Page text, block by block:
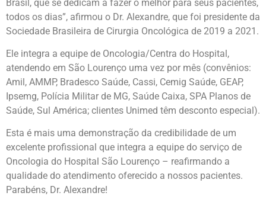
Brasil, que se dedicam a fazer o melhor para seus pacientes,
todos os dias”, afirmou o Dr. Alexandre, que foi presidente da
Sociedade Brasileira de Cirurgia Oncológica de 2019 a 2021.
Ele integra a equipe de Oncologia/Centra do Hospital,
atendendo em São Lourenço uma vez por mês (convênios:
Amil, AMMP, Bradesco Saúde, Cassi, Cemig Saúde, GEAP,
Ipsemg, Polícia Militar de MG, Saúde Caixa, SPA Planos de
Saúde, Sul América; clientes Unimed têm desconto especial).
Esta é mais uma demonstração da credibilidade de um
excelente profissional que integra a equipe do serviço de
Oncologia do Hospital São Lourenço – reafirmando a
qualidade do atendimento oferecido a nossos pacientes.
Parabéns, Dr. Alexandre!